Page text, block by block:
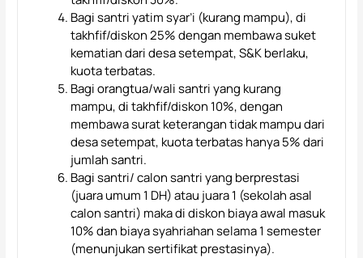
Bagi santri yatim syar’i (kurang mampu), di
takhfif/diskon 25% dengan membawa suket
kematian dari desa setempat, S&K berlaku,
kuota terbatas.
Bagi orangtua/wali santri yang kurang
mampu, di takhfif/diskon 10%, dengan
membawa surat keterangan tidak mampu dari
desa setempat, kuota terbatas hanya 5% dari
jumlah santri.
Bagi santri/ calon santri yang berprestasi
(juara umum 1 DH) atau juara 1 (sekolah asal
calon santri) maka di diskon biaya awal masuk
10% dan biaya syahriahan selama 1 semester
(menunjukan sertifikat prestasinya).